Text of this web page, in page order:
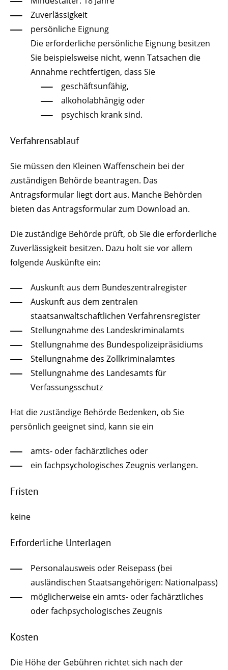
Zuverlässigkeit
persönliche Eignung
Die erforderliche persönliche Eignung besitzen
Sie beispielsweise nicht, wenn Tatsachen die
Annahme rechtfertigen, dass Sie
geschäftsunfähig,
alkoholabhängig oder
psychisch krank sind.
Verfahrensablauf
Sie müssen den Kleinen Waffenschein bei der
zuständigen Behörde beantragen. Das
Antragsformular liegt dort aus. Manche Behörden
bieten das Antragsformular zum Download an.
Die zuständige Behörde prüft, ob Sie die erforderliche
Zuverlässigkeit besitzen. Dazu holt sie vor allem
folgende Auskünfte ein:
Auskunft aus dem Bundeszentralregister
Auskunft aus dem zentralen
staatsanwaltschaftlichen Verfahrensregister
Stellungnahme des Landeskriminalamts
Stellungnahme des Bundespolizeipräsidiums
Stellungnahme des Zollkriminalamtes
Stellungnahme des Landesamts für
Verfassungsschutz
Hat die zuständige Behörde Bedenken, ob Sie
persönlich geeignet sind, kann sie ein
amts- oder fachärztliches oder
ein fachpsychologisches Zeugnis verlangen.
Fristen
keine
Erforderliche Unterlagen
Personalausweis oder Reisepass (bei
ausländischen Staatsangehörigen: Nationalpass)
möglicherweise ein amts- oder fachärztliches
oder fachpsychologisches Zeugnis
Kosten
Die Höhe der Gebühren richtet sich nach der